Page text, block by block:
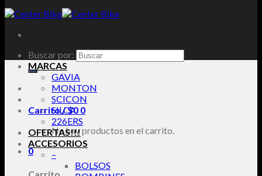
Buscar por:
Carrito /$0 0
No hay productos en el carrito.
0
MARCAS
GAVIA
MONTON
SCICON
SILCA
226ERS
OFERTAS!!!
ACCESORIOS
–
BOLSOS